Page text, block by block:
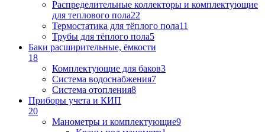
Распределительные коллекторы и комплектующие
для теплового пола22
Термостатика для тёплого пола11
Трубы для тёплого пола5
Баки расширительные, ёмкости
18
Комплектующие для баков3
Система водоснабжения7
Система отопления8
Приборы учета и КИП
20
Манометры и комплектующие9